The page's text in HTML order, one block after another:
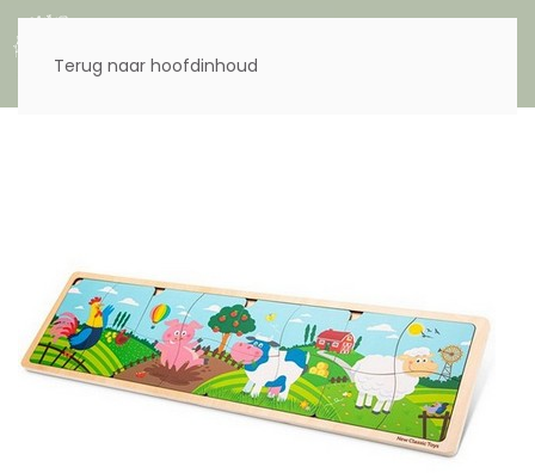
Terug naar hoofdinhoud